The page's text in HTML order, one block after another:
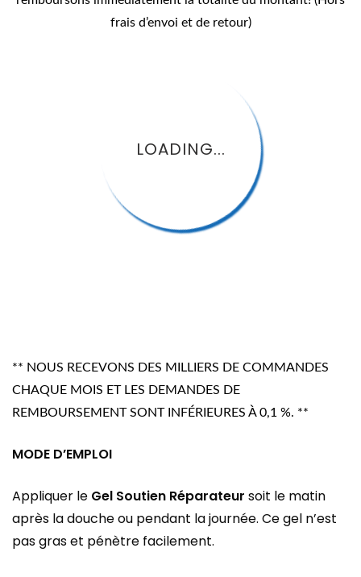
LOADING...
frais d’envoi et de retour)
** NOUS RECEVONS DES MILLIERS DE COMMANDES
CHAQUE MOIS ET LES DEMANDES DE
REMBOURSEMENT SONT INFÉRIEURES À 0,1 %. **
MODE D’EMPLOI
Appliquer le Gel Soutien Réparateur soit le matin
après la douche ou pendant la journée. Ce gel n’est
pas gras et pénètre facilement.